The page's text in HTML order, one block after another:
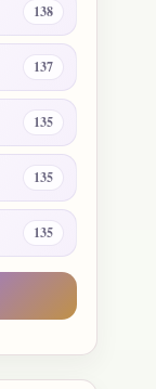
138
137
135
135
135